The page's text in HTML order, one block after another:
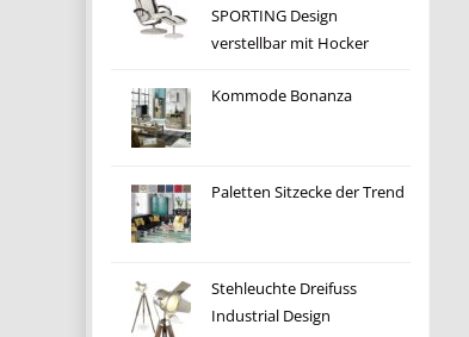
SPORTING Design
verstellbar mit Hocker
Kommode Bonanza
Paletten Sitzecke der Trend
Stehleuchte Dreifuss
Industrial Design